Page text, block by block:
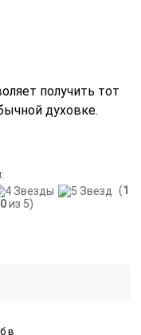
получить тот
духовке.
(1
из 5)